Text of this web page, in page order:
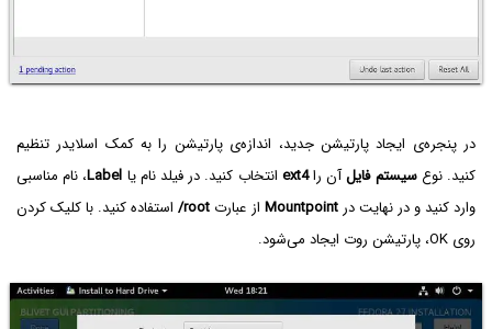
در پنجره‌ی ایجاد پارتیشن جدید، اندازه‌ی پارتیشن را به کمک اسلایدر تنظیم
کنید. نوعسیستم فایلآن راext4 انتخاب کنید. در فیلد نام یا Label، نام مناسبی
وارد کنید و در نهایت درMountpoint از عبارت /rootاستفاده کنید. با کلیک کردن
روی OK، پارتیشن روت ایجاد می‌شود.